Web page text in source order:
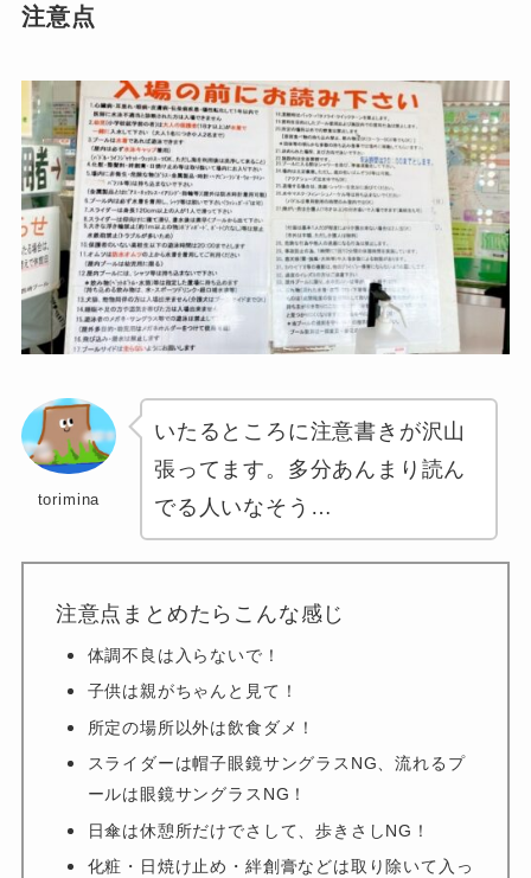
注意点
torimina
いたるところに注意書きが沢山
張ってます。多分あんまり読ん
でる人いなそう…
注意点まとめたらこんな感じ
体調不良は入らないで！
子供は親がちゃんと見て！
所定の場所以外は飲食ダメ！
スライダーは帽子眼鏡サングラスNG、流れるプ
ールは眼鏡サングラスNG！
日傘は休憩所だけでさして、歩きさしNG！
化粧・日焼け止め・絆創膏などは取り除いて入っ